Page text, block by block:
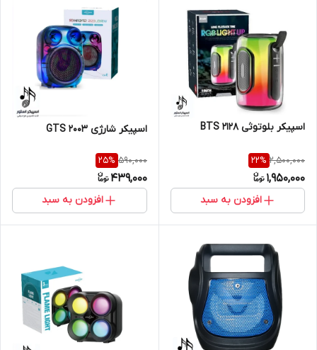
اسپیکر بلوتوثی BTS 2128
2,500,000
22%
1,950,000
افزودن به سبد
اسپیکر شارژی GTS 2003
590,000
25%
439,000
افزودن به سبد